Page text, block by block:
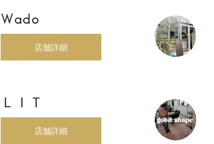
Wado
店舗詳細
ＬＩＴ
店舗詳細